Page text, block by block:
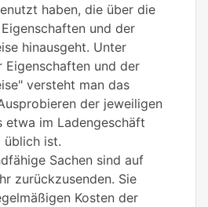
haben, die über die
und der
hinausgeht. Unter
Eigenschaften und der
versteht man das
der jeweiligen
etwa im Ladengeschäft
üblich ist.
Sachen sind auf
zurückzusenden. Sie
Kosten der